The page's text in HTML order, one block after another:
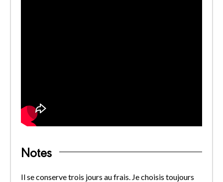
Notes
Il se conserve trois jours au frais. Je choisis toujours